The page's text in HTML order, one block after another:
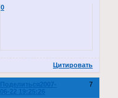
0
Цитировать
Поделиться 7
2007-
06-22 19:25:26